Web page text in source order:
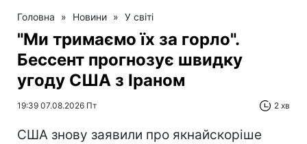
Головна » Новини » У світі
"Ми тримаємо їх за горло".
Бессент прогнозує швидку
угоду США з Іраном
19:39 07.08.2026 Пт 2 хв
США знову заявили про якнайскоріше